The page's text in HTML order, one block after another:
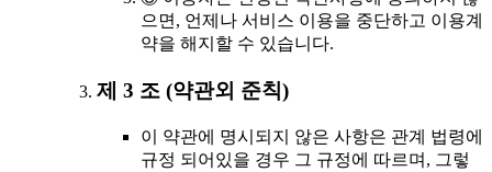
으면, 언제나 서비스 이용을 중단하고 이용계
약을 해지할 수 있습니다.
제 3 조 (약관외 준칙)
이 약관에 명시되지 않은 사항은 관계 법령에
규정 되어있을 경우 그 규정에 따르며, 그렇